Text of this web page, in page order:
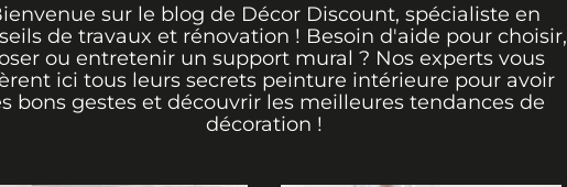
sur le blog de Décor Discount, spécialiste en
de travaux et rénovation ! Besoin d'aide pour choisir,
ou entretenir un support mural ? Nos experts vous
ici tous leurs secrets peinture intérieure pour avoir
bons gestes et découvrir les meilleures tendances de
décoration !